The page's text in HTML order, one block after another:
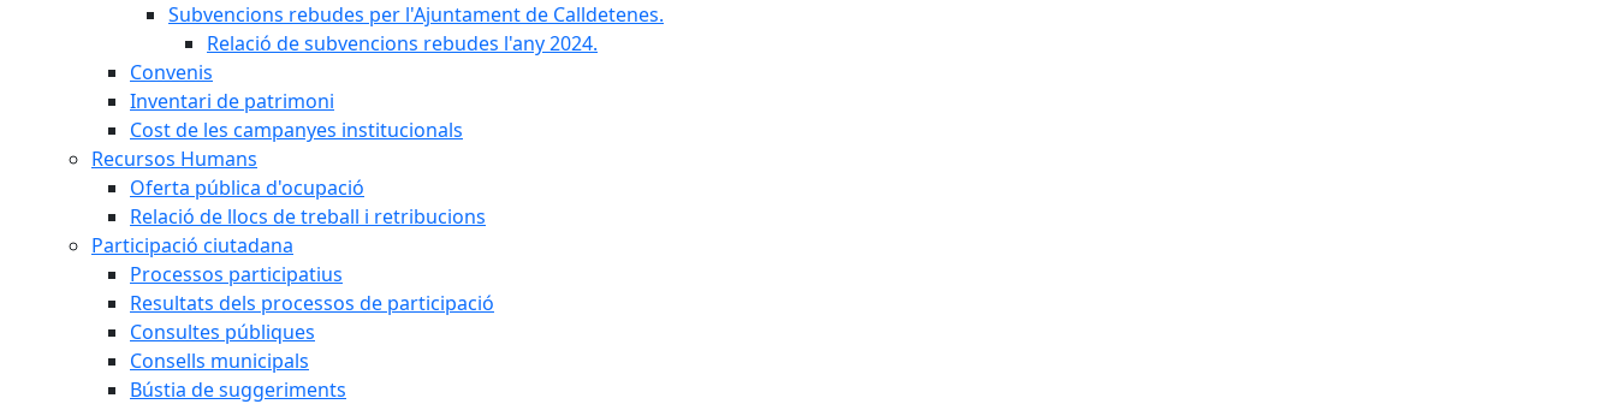
Subvencions rebudes per l'Ajuntament de Calldetenes.
Relació de subvencions rebudes l'any 2024.
Convenis
Inventari de patrimoni
Cost de les campanyes institucionals
Recursos Humans
Oferta pública d'ocupació
Relació de llocs de treball i retribucions
Participació ciutadana
Processos participatius
Resultats dels processos de participació
Consultes públiques
Consells municipals
Bústia de suggeriments